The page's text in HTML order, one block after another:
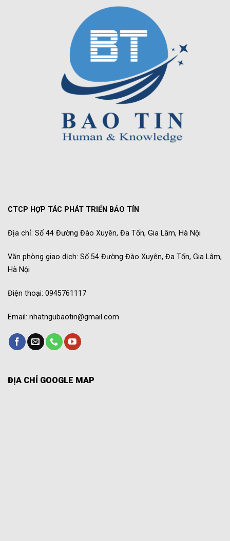
CTCP HỢP TÁC PHÁT TRIỂN BẢO TÍN
Địa chỉ: Số 44 Đường Đào Xuyên, Đa Tốn, Gia Lâm, Hà Nội
Văn phòng giao dịch: Số 54 Đường Đào Xuyên, Đa Tốn, Gia Lâm,
Hà Nội
Điện thoại: 0945761117
Email: nhatngubaotin@gmail.com
ĐỊA CHỈ GOOGLE MAP